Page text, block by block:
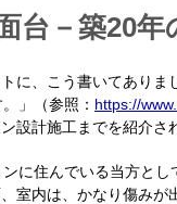
台－築20
に、こう書いてあり
」（参照： https://
設計施工までを紹介さ
に住んでいる当方と
室内は、かなり傷み